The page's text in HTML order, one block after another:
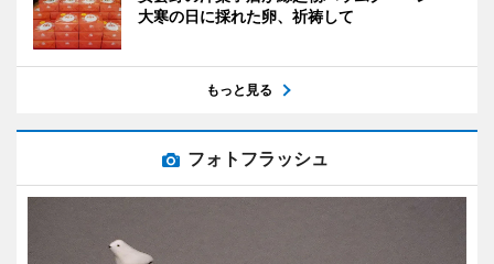
大寒の日に採れた卵、祈祷して
もっと見る
フォトフラッシュ